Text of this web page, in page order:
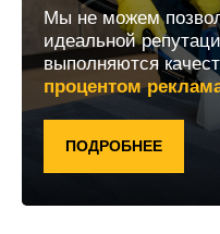
Мы не можем
идеальной
выполняются
процентом
ПОДРОБНЕЕ